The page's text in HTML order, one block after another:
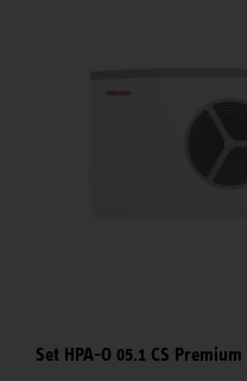
Set HPA-O 05.1 CS